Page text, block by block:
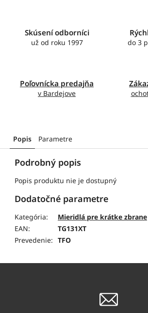
Skúsení odborníci
už od roku 1997 do 3
Poľovnícka predajňa
v Bardejove
Popis Parametre
Podrobný popis
Popis produktu nie je dostupný
Dodatočné parametre
Kategória:
Mieridlá pre krátke zbrane
EAN:
TG131XT
Prevedenie: TFO